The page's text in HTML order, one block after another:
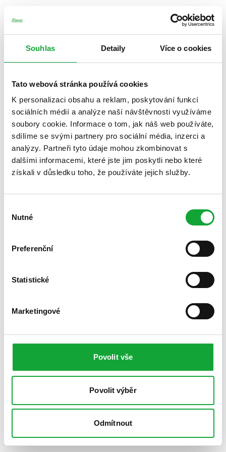
Souhlas Detaily Více o cookies
Tato webová stránka používá cookies
K personalizaci obsahu a reklam, poskytování funkcí
sociálních médií a analýze naší návštěvnosti využíváme
soubory cookie. Informace o tom, jak náš web používáte,
sdílíme se svými partnery pro sociální média, inzerci a
analýzy. Partneři tyto údaje mohou zkombinovat s
dalšími informacemi, které jste jim poskytli nebo které
získali v důsledku toho, že používáte jejich služby.
souhlasu
Nutné
Preferenční
Statistické
Marketingové
Povolit vše
Povolit výběr
Odmítnout